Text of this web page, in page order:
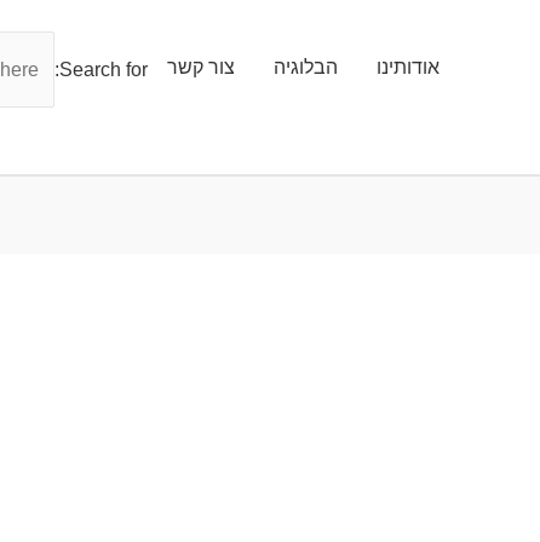
אודותינו הבלוגיה צור קשר Search for: